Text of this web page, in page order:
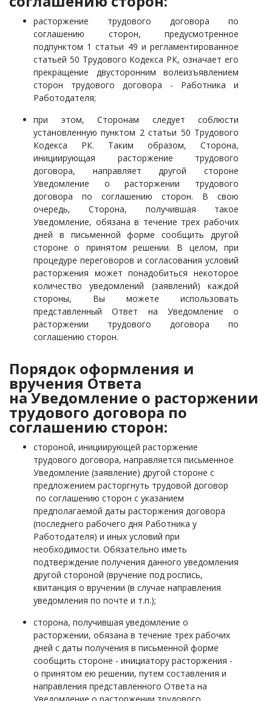
расторжение трудового договора по
соглашению сторон, предусмотренное
подпунктом 1 статьи 49 и регламентированное
статьей 50 Трудового Кодекса РК, означает его
прекращение двусторонним волеизъявлением
сторон трудового договора - Работника и
Работодателя;
при этом, Сторонам следует соблюсти
установленную пунктом 2 статьи 50 Трудового
Кодекса РК. Таким образом, Сторона,
инициирующая расторжение трудового
договора, направляет другой стороне
Уведомление о расторжении трудового
договора по соглашению сторон. В свою
очередь, Сторона, получившая такое
Уведомление, обязана в течение трех рабочих
дней в письменной форме сообщить другой
стороне о принятом решении. В целом, при
процедуре переговоров и согласования условий
расторжения может понадобиться некоторое
количество уведомлений (заявлений) каждой
стороны, Вы можете использовать
представленный Ответ на Уведомление о
расторжении трудового договора по
соглашению сторон.
Порядок оформления и
вручения Ответа
на Уведомление о расторжении
трудового договора по
соглашению сторон:
стороной, инициирующей расторжение
трудового договора, направляется письменное
Уведомление (заявление) другой стороне с
предложением расторгнуть трудовой договор
по соглашению сторон с указанием
предполагаемой даты расторжения договора
(последнего рабочего дня Работника у
Работодателя) и иных условий при
необходимости. Обязательно иметь
подтверждение получения данного уведомления
другой стороной (вручение под роспись,
квитанция о вручении (в случае направления
уведомления по почте и т.п.);
сторона, получившая уведомление о
расторжении, обязана в течение трех рабочих
дней с даты получения в письменной форме
сообщить стороне - инициатору расторжения -
о принятом ею решении, путем составления и
направления представленного Ответа на